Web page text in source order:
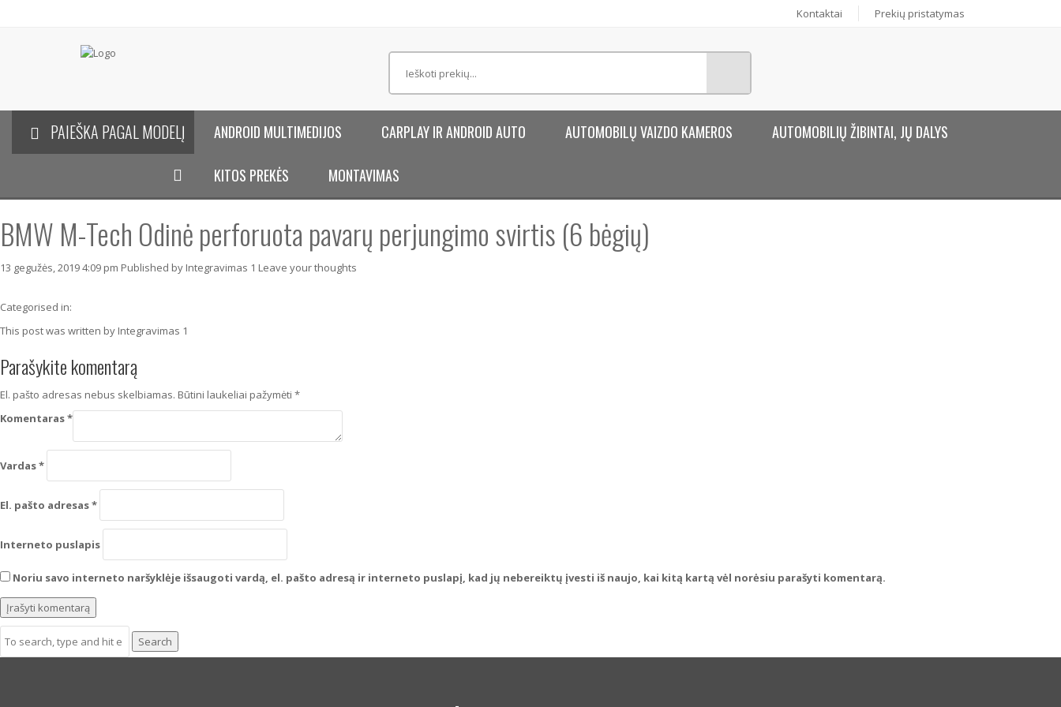
Kontaktai Prekių pristatymas
PAIEŠKA PAGAL MODELĮ ANDROID MULTIMEDIJOS CARPLAY IR ANDROID AUTO AUTOMOBILŲ VAIZDO KAMEROS AUTOMOBILIŲ ŽIBINTAI, JŲ DALYS
KITOS PREKĖS MONTAVIMAS
BMW M-Tech Odinė perforuota pavarų perjungimo svirtis (6 bėgių)
13 gegužės, 2019 4:09 pm Published by Integravimas 1 Leave your thoughts
Categorised in:
This post was written by Integravimas 1
Parašykite komentarą
El. pašto adresas nebus skelbiamas. Būtini laukeliai pažymėti *
Komentaras*
Vardas*
El. pašto adresas*
Interneto puslapis
Noriu savo interneto naršyklėje išsaugoti vardą, el. pašto adresą ir interneto puslapį, kad jų nebereiktų įvesti iš naujo, kai kitą kartą vėl norėsiu parašyti komentarą.
Search